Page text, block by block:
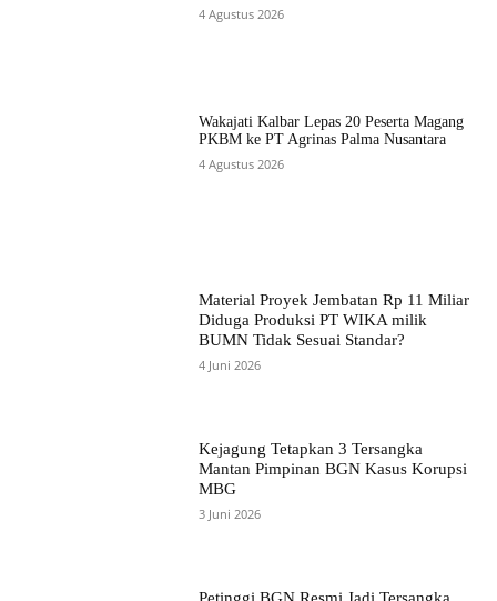
4 Agustus 2026
Wakajati Kalbar Lepas 20 Peserta Magang
PKBM ke PT Agrinas Palma Nusantara
4 Agustus 2026
Material Proyek Jembatan Rp 11 Miliar
Diduga Produksi PT WIKA milik
BUMN Tidak Sesuai Standar?
4 Juni 2026
Kejagung Tetapkan 3 Tersangka
Mantan Pimpinan BGN Kasus Korupsi
MBG
3 Juni 2026